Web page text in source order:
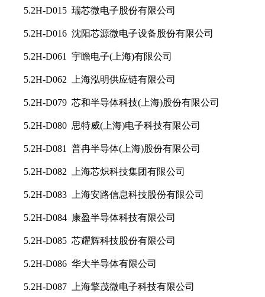
5.2H-D015 瑞芯微电子股份有限公司
5.2H-D016 沈阳芯源微电子设备股份有限公司
5.2H-D061 宇瞻电子(上海)有限公司
5.2H-D062 上海泓明供应链有限公司
5.2H-D079 芯和半导体科技(上海)股份有限公司
5.2H-D080 思特威(上海)电子科技有限公司
5.2H-D081 普冉半导体(上海)股份有限公司
5.2H-D082 上海芯炽科技集团有限公司
5.2H-D083 上海安路信息科技股份有限公司
5.2H-D084 康盈半导体科技有限公司
5.2H-D085 芯耀辉科技股份有限公司
5.2H-D086 华大半导体有限公司
5.2H-D087 上海擎茂微电子科技有限公司